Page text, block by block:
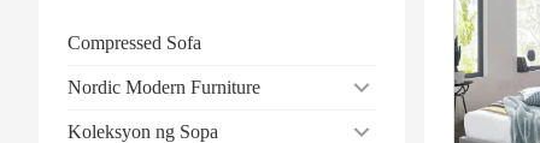
Compressed Sofa
Nordic Modern Furniture
Koleksyon ng Sopa